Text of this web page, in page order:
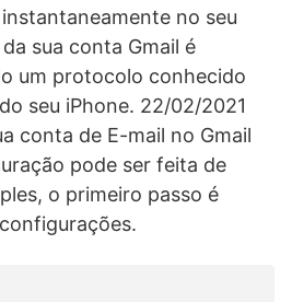
no seu
sua conta Gmail é
um protocolo conhecido
seu iPhone. 22/02/2021
conta de E-mail no Gmail
pode ser feita de
o primeiro passo é